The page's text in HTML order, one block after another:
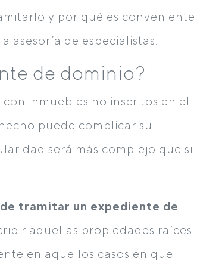
y por qué es conveniente
asesoría de especialistas.
de dominio?
inmuebles no inscritos en el
hecho puede complicar su
será más complejo que si
tramitar un expediente de
aquellas propiedades raíces
en aquellos casos en que